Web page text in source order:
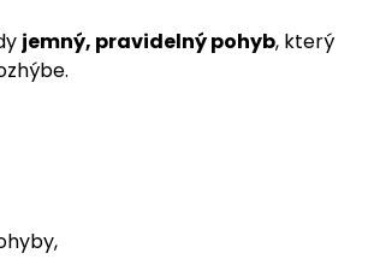
jemný, pravidelný pohyb, který